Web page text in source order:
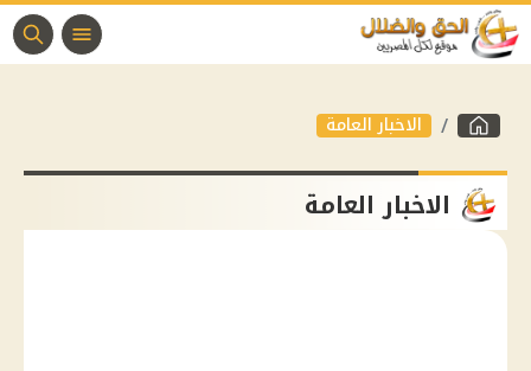
الاخبار العامة
الاخبار العامة